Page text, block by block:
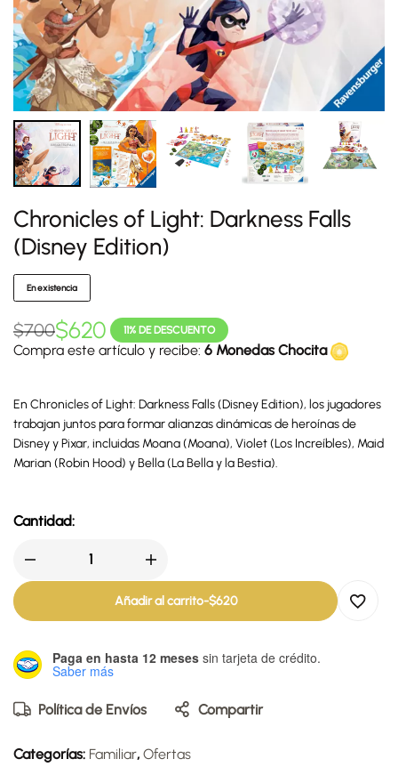
Chronicles of Light: Darkness Falls
(Disney Edition)
En existencia
$700$620 11% DE DESCUENTO
Compra este artículo y recibe: 6 Monedas Chocita
En Chronicles of Light: Darkness Falls (Disney Edition), los jugadores
trabajan juntos para formar alianzas dinámicas de heroínas de
Disney y Pixar, incluidas Moana (Moana), Violet (Los Increíbles), Maid
Marian (Robin Hood) y Bella (La Bella y la Bestia).
Cantidad:
Añadir al carrito-$620
Paga en hasta 12 meses sin tarjeta de crédito.
Saber más
Política de Envíos Compartir
Categorías: Familiar, Ofertas